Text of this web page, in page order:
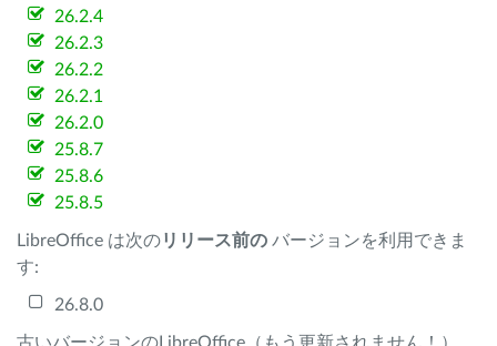
26.2.4
26.2.3
26.2.2
26.2.1
26.2.0
25.8.7
25.8.6
25.8.5
LibreOffice は次のリリース前の バージョンを利用できま
す:
26.8.0